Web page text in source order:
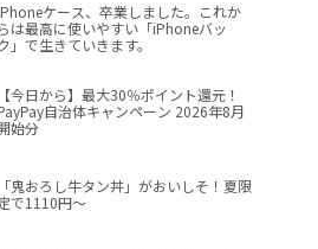
ケース、卒業しました。これか
らは最高に使いやすい「iPhoneバッ
」で生きていきます。
【今日から】最大30％ポイント還元！
自治体キャンペーン 2026年8月
始分
「鬼おろし牛タン丼」がおいしそ！夏限
で1110円～